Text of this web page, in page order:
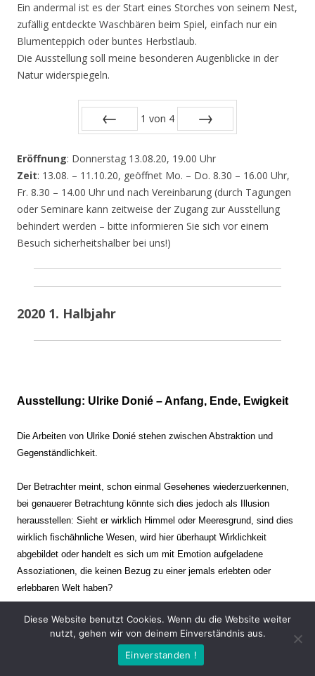
Ein andermal ist es der Start eines Storches von seinem Nest,
zufällig entdeckte Waschbären beim Spiel, einfach nur ein
Blumenteppich oder buntes Herbstlaub.
Die Ausstellung soll meine besonderen Augenblicke in der
Natur widerspiegeln.
1 von 4
Eröffnung: Donnerstag 13.08.20, 19.00 Uhr
Zeit: 13.08. – 11.10.20, geöffnet Mo. – Do. 8.30 – 16.00 Uhr,
Fr. 8.30 – 14.00 Uhr und nach Vereinbarung (durch Tagungen
oder Seminare kann zeitweise der Zugang zur Ausstellung
behindert werden – bitte informieren Sie sich vor einem
Besuch sicherheitshalber bei uns!)
2020 1. Halbjahr
Ausstellung: Ulrike Donié – Anfang, Ende, Ewigkeit
Die Arbeiten von Ulrike Donié stehen zwischen Abstraktion und
Gegenständlichkeit.
Der Betrachter meint, schon einmal Gesehenes wiederzuerkennen,
bei genauerer Betrachtung könnte sich dies jedoch als Illusion
herausstellen: Sieht er wirklich Himmel oder Meeresgrund, sind dies
wirklich fischähnliche Wesen, wird hier überhaupt Wirklichkeit
abgebildet oder handelt es sich um mit Emotion aufgeladene
Assoziationen, die keinen Bezug zu einer jemals erlebten oder
erlebbaren Welt haben?
Verharren und Dynamik stehen sich dabei gegenüber. Zeit steht still
oder verrinnt im Nu. Es soll dabei eine Spannung, auch farblich, bis
zur Schmerzgrenze erzeugt werden. Die Arbeiten stellen ambivalente
Diese Website benutzt Cookies. Wenn du die Website weiter
nutzt, gehen wir von deinem Einverständnis aus.
Einverstanden !